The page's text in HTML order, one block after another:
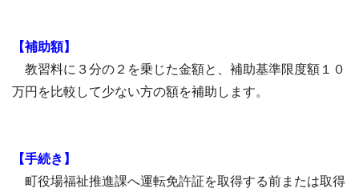
【補助額】
教習料に３分の２を乗じた金額と、補助基準限度額１０
万円を比較して少ない方の額を補助します。
【手続き】
町役場福祉推進課へ運転免許証を取得する前または取得